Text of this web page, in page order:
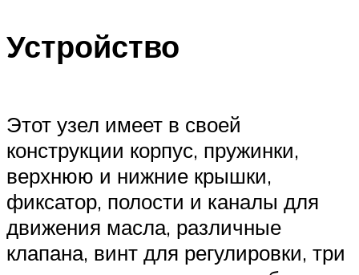
Устройство
Этот узел имеет в своей
конструкции корпус, пружинки,
верхнюю и нижние крышки,
фиксатор, полости и каналы для
движения масла, различные
клапана, винт для регулировки, три